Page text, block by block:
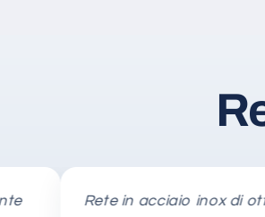
Rete in acciaio inox di ottima